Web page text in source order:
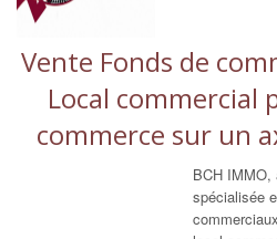
Vente Fonds de
Local commercial
commerce sur un
BCH IMMO,
spécialisée